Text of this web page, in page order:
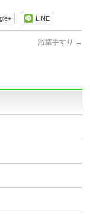
LINE
浴室手すり →